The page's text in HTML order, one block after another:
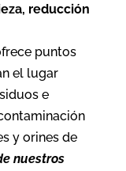
reducción
puntos
el lugar
e
y orines de
nuestros